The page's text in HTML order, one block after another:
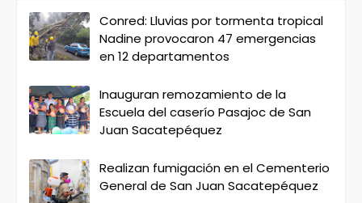
Conred: Lluvias por tormenta tropical
Nadine provocaron 47 emergencias
en 12 departamentos
Inauguran remozamiento de la
Escuela del caserío Pasajoc de San
Juan Sacatepéquez
Realizan fumigación en el Cementerio
General de San Juan Sacatepéquez